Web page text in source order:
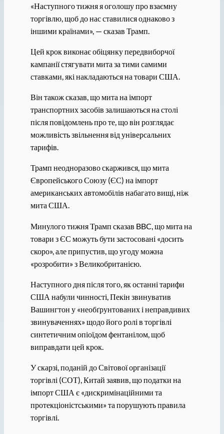
«Наступного тижня я оголошу про взаємну
торгівлю, щоб до нас ставилися однаково з
іншими країнами», — сказав Трамп.
Цей крок виконає обіцянку передвиборчої
кампанії стягувати мита за тими самими
ставками, які накладаються на товари США.
Він також сказав, що мита на імпорт
транспортних засобів залишаються на столі
після повідомлень про те, що він розглядає
можливість звільнення від універсальних
тарифів.
Трамп неодноразово скаржився, що мита
Європейського Союзу (ЄС) на імпорт
американських автомобілів набагато вищі, ніж
мита США.
Минулого тижня Трамп сказав BBC, що мита на
товари з ЄС можуть бути застосовані «досить
скоро», але припустив, що угоду можна
«розробити» з Великобританією.
Наступного дня після того, як останні тарифи
США набули чинності, Пекін звинуватив
Вашингтон у «необґрунтованих і неправдивих
звинуваченнях» щодо його ролі в торгівлі
синтетичним опіоїдом фентанілом, щоб
виправдати цей крок.
У скарзі, поданій до Світової організації
торгівлі (СОТ), Китай заявив, що податки на
імпорт США є «дискримінаційними та
протекціоністськими» та порушують правила
торгівлі.